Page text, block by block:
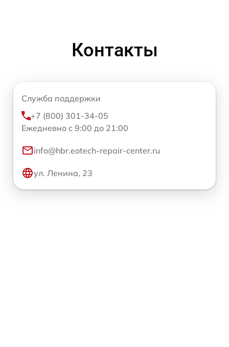
Контакты
Служба поддержки
+7 (800) 301-34-05
Ежедневно с 9:00 до 21:00
info@hbr.eotech-repair-center.ru
ул. Ленина, 23